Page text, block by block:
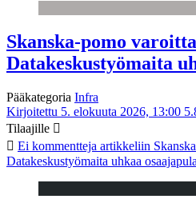
Skanska-pomo
Datakeskustyömaita
Pääkategoria Infra
Kirjoitettu 5. elokuuta 2026, 13:00
Tilaajille
Ei kommentteja artikkeliin
Datakeskustyömaita uhkaa osaajapula